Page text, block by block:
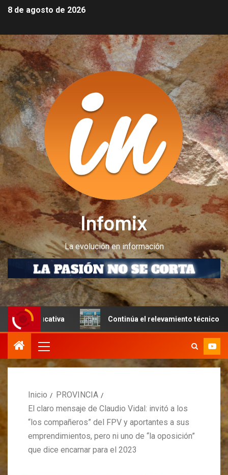
8 de agosto de 2026
Infomix
La evolución en información
Continúa el relevamiento técnico en Perito
Inicio
PROVINCIA
El claro mensaje de Claudio Vidal: invitó a los
“los compañeros” del FPV y aportantes a sus
emprendimientos, pero ni uno de “la oposición”
que dice encarnar para el 2023